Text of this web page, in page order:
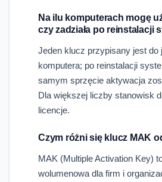
Na ilu komputerach mogę
czy zadziała po reinstalacji
Jeden klucz przypisany jest do
komputera; po reinstalacji
samym sprzęcie aktywacja
Dla większej liczby stanowisk
licencje.
Czym różni się klucz MAK
MAK (Multiple Activation Key)
wolumenowa dla firm i